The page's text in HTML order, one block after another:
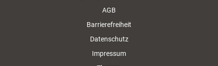
AGB
Barrierefreiheit
Datenschutz
Impressum